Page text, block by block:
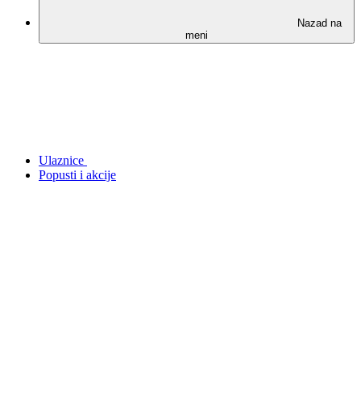
Nazad na
meni
Ulaznice
Popusti i akcije